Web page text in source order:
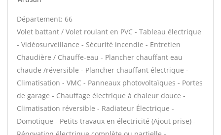
Département: 66
Volet battant / Volet roulant en PVC - Tableau électrique
- Vidéosurveillance - Sécurité incendie - Entretien
Chaudière / Chauffe-eau - Plancher chauffant eau
chaude /réversible - Plancher chauffant électrique -
Climatisation - VMC - Panneaux photovoltaïques - Portes
de garage - Chauffage électrique à chaleur douce -
Climatisation réversible - Radiateur Électrique -
Domotique - Petits travaux en électricité (Ajout prise) -